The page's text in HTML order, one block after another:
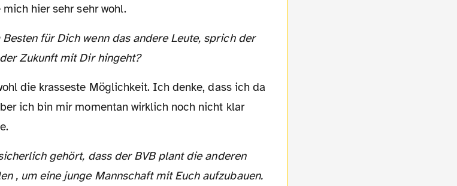
hier sehr sehr wohl.
Zukunft mit Dir hingeht?
die krasseste Möglichkeit. Ich denke, dass ich da
ich bin mir momentan wirklich noch nicht klar
, um eine junge Mannschaft mit Euch aufzubauen.